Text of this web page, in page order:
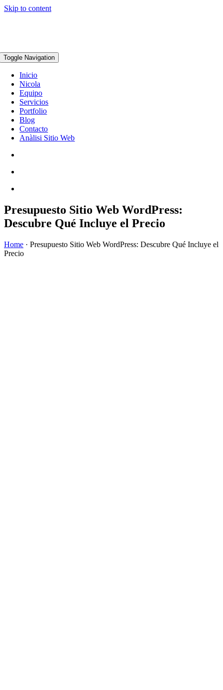
Skip to content
Toggle Navigation
Inicio
Nicola
Equipo
Servicios
Portfolio
Blog
Contacto
Anàlisi Sitio Web
Presupuesto Sitio Web WordPress:
Descubre Qué Incluye el Precio
Home · Presupuesto Sitio Web WordPress: Descubre Qué Incluye el
Precio